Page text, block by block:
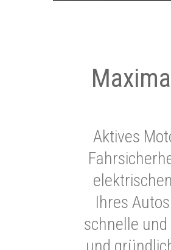
Aktives
Ihres
schnelle